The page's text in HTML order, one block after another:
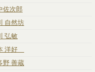
佐次郎
自然坊
弘敏
洋好
野 善蔵